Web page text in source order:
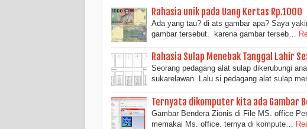
Rahasia unik pada Uang Kertas Rp.1000
Ada yang tau? di ats gambar apa? Saya
gambar tersebut. karena gambar terseb…
Rahasia Sulap Menebak Tanggal Lahir
Seorang pedagang alat sulap dikerubungi
sukarelawan. Lalu si pedagang alat sulap
Ternyata dikomputer kita ada Gambar
Gambar Bendera Zionis di File MS. office
memakai Ms. office. ternya di kompute…